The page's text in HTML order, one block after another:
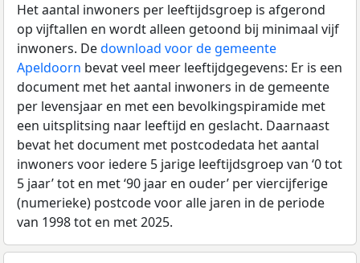
Het aantal inwoners per leeftijdsgroep is afgerond
op vijftallen en wordt alleen getoond bij minimaal vijf
inwoners. Dedownload voor de gemeente
Apeldoorn bevat veel meer leeftijdgegevens: Er is een
document met het aantal inwoners in de gemeente
per levensjaar en met een bevolkingspiramide met
een uitsplitsing naar leeftijd en geslacht. Daarnaast
bevat het document met postcodedata het aantal
inwoners voor iedere 5 jarige leeftijdsgroep van ‘0 tot
5 jaar’ tot en met ‘90 jaar en ouder’ per viercijferige
(numerieke) postcode voor alle jaren in de periode
van 1998 tot en met 2025.